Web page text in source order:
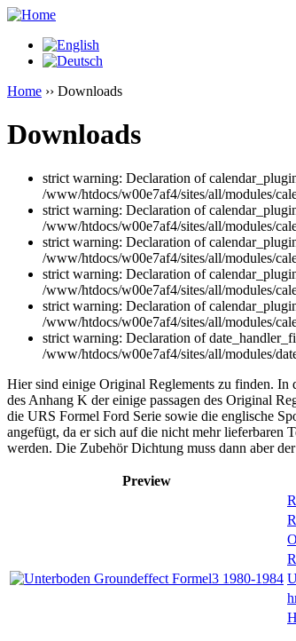
Home ›› Downloads
Downloads
strict warning: Declaration of
/www/htdocs/w00e7af4/sites/all/modules/
strict warning: Declaration of
/www/htdocs/w00e7af4/sites/all/modules/
strict warning: Declaration of
/www/htdocs/w00e7af4/sites/all/modules/
strict warning: Declaration of
/www/htdocs/w00e7af4/sites/all/modules/
strict warning: Declaration of
/www/htdocs/w00e7af4/sites/all/modules/
strict warning: Declaration of
/www/htdocs/w00e7af4/sites/all/modules/
Hier sind einige Original Reglements zu finden. In
des Anhang K der einige passagen des Original
die URS Formel Ford Serie sowie die englische
angefügt, da er sich auf die nicht mehr lieferbaren
werden. Die Zubehör Dichtung muss dann aber
Preview